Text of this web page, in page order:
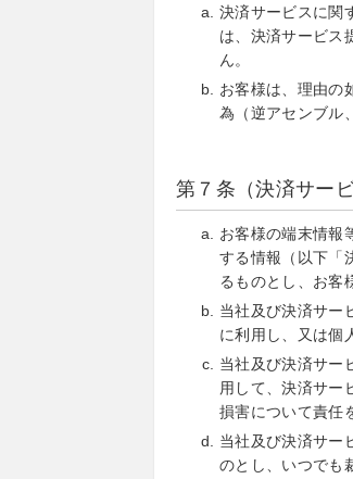
決済サービスに関
は、決済サービス
ん。
お客様は、理由の
為（逆アセンブル
第７条（決済サー
お客様の端末情報
する情報（以下「
るものとし、お客
当社及び決済サー
に利用し、又は個
当社及び決済サー
用して、決済サー
損害について責任
当社及び決済サー
のとし、いつでも